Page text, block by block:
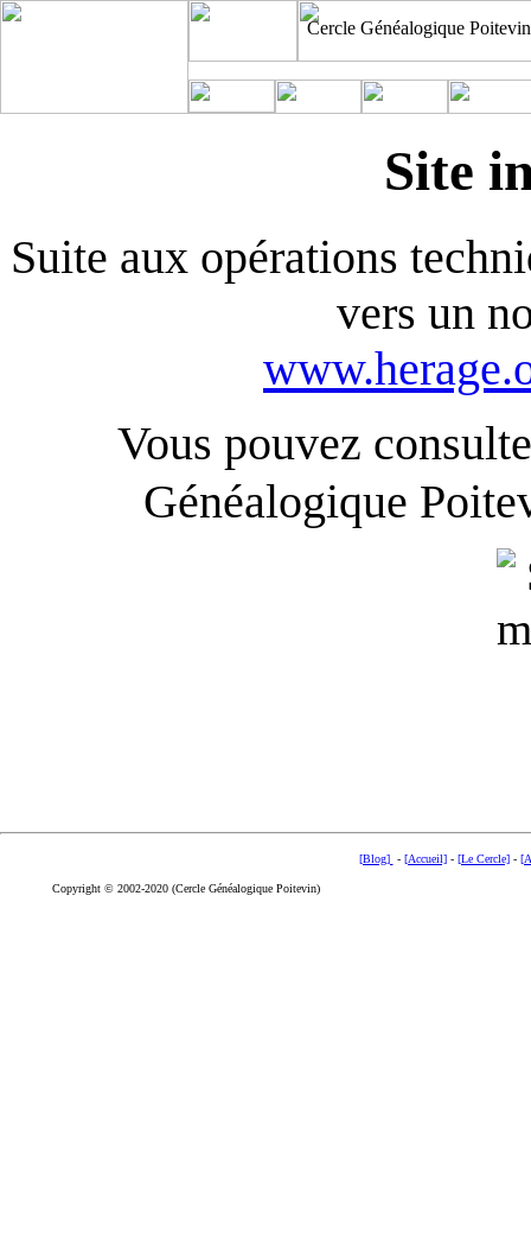
Cercle Généalogique Poitevin
Site
Suite aux opérations
vers un
Vous pouvez
Généalogique
[Blog] - [Accueil]- [Le Cercle]-
Copyright © 2002-2020 (Cercle Généalogique Poitevin)